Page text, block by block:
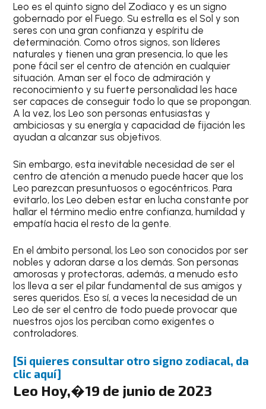
Leo es el quinto signo del Zodiaco y es un signo
gobernado por el Fuego. Su estrella es el Sol y son
seres con una gran confianza y espíritu de
determinación. Como otros signos, son líderes
naturales y tienen una gran presencia, lo que les
pone fácil ser el centro de atención en cualquier
situación. Aman ser el foco de admiración y
reconocimiento y su fuerte personalidad les hace
ser capaces de conseguir todo lo que se propongan.
A la vez, losLeo son personas entusiastas y
ambiciosas y su energía y capacidad de fijación les
ayudan a alcanzar sus objetivos.
Sin embargo, esta inevitable necesidad de ser el
centro de atención a menudo puede hacer que los
Leo parezcan presuntuosos o egocéntricos. Para
evitarlo, losLeo deben estar en lucha constante por
hallar el término medio entre confianza, humildad y
empatía hacia el resto de la gente.
En el ámbito personal, losLeo son conocidos por ser
nobles y adoran darse a los demás. Son personas
amorosas y protectoras, además, a menudo esto
los lleva a ser el pilar fundamental de sus amigos y
seres queridos. Eso sí, a veces la necesidad de un
Leo de ser el centro de todo puede provocar que
nuestros ojos los perciban como exigentes o
controladores.
[Si quieres consultar otro signo zodiacal, da
clic aquí]
Leo Hoy,�19 de junio de 2023